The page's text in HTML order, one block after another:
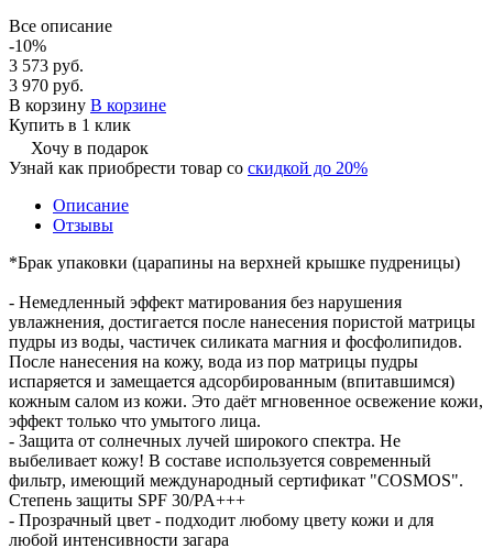
Все описание
-10%
3 573 руб.
3 970 руб.
В корзину В корзине
Купить в 1 клик
Хочу в подарок
Узнай как приобрести товар со скидкой до 20%
Описание
Отзывы
*Брак упаковки (царапины на верхней крышке пудреницы)
- Немедленный эффект матирования без нарушения
увлажнения, достигается после нанесения пористой матрицы
пудры из воды, частичек силиката магния и фосфолипидов.
После нанесения на кожу, вода из пор матрицы пудры
испаряется и замещается адсорбированным (впитавшимся)
кожным салом из кожи. Это даёт мгновенное освежение кожи,
эффект только что умытого лица.
- Защита от солнечных лучей широкого спектра. Не
выбеливает кожу! В составе используется современный
фильтр, имеющий международный сертификат "COSMOS".
Степень защиты SPF 30/PA+++
- Прозрачный цвет - подходит любому цвету кожи и для
любой интенсивности загара